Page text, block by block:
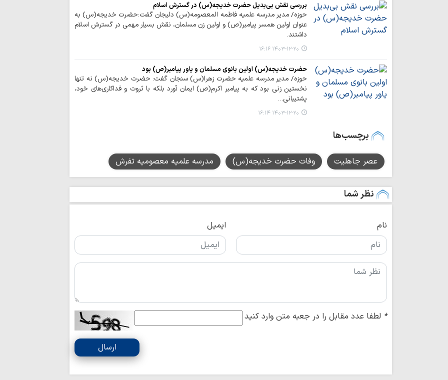
بررسی نقش بی‌بدیل حضرت خدیجه(س) در گسترش اسلام
حوزه/ مدیر مدرسه علمیه فاطمه المعصومه(س) دلیجان گفت:حضرت خدیجه(س) به
عنوان اولین همسر پیامبر(ص) و اولین زن مسلمان، نقش بسیار مهمی در گسترش اسلام
داشتند.
۱۴۰۳-۱۲-۲۰ ۱۶:۱۶
حضرت خدیجه(س) اولین بانوی مسلمان و یاور پیامبر(ص) بود
حوزه/ مدیر مدرسه علمیه حضرت زهرا(س) سنجان گفت: حضرت خدیجه(س) نه تنها
نخستین زنی بود که به پیامبر اکرم(ص) ایمان آورد بلکه با ثروت و فداکاری‌های خود،
پشتیبانی…
۱۴۰۳-۱۲-۲۰ ۱۶:۱۴
برچسب‌ها
عصر جاهلیت وفات حضرت خدیجه(س) مدرسه علمیه معصومیه تفرش
نظر شما
نام ایمیل
* لطفا عدد مقابل را در جعبه متن وارد کنید
ارسال